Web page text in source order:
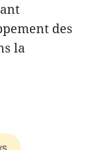
des
la